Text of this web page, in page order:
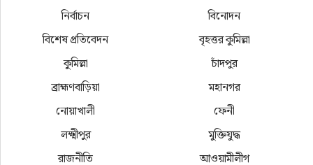
নির্বাচন
বিনোদন
বিশেষ প্রতিবেদন
বৃহত্তর কুমিল্লা
কুমিল্লা
চাঁদপুর
ব্রাহ্মণবাড়িয়া
মহানগর
নোয়াখালী
ফেনী
লক্ষ্মীপুর
মুক্তিযুদ্ধ
রাজনীতি
আওয়ামীলীগ